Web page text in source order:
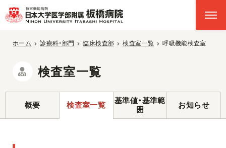
ホーム 診療科・部門 臨床検査部 検査室一覧 呼吸機能検査室
検査室一覧
概要 検査室一覧
基準値・基準範
囲
お知らせ